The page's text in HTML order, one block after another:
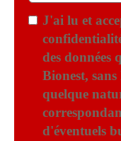
J'ai lu et
des données
Bionest,
quelque
d'éventuels